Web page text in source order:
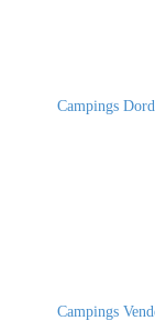
Campings
Campings